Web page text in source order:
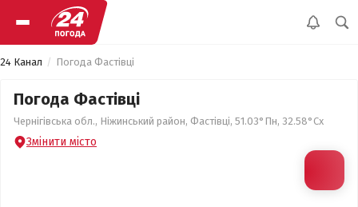
24 Канал Погода Фастівці
Погода Фастівці
Чернігівська обл., Ніжинський район, Фастівці, 51.03°Пн, 32.58°Сх
Змінити місто